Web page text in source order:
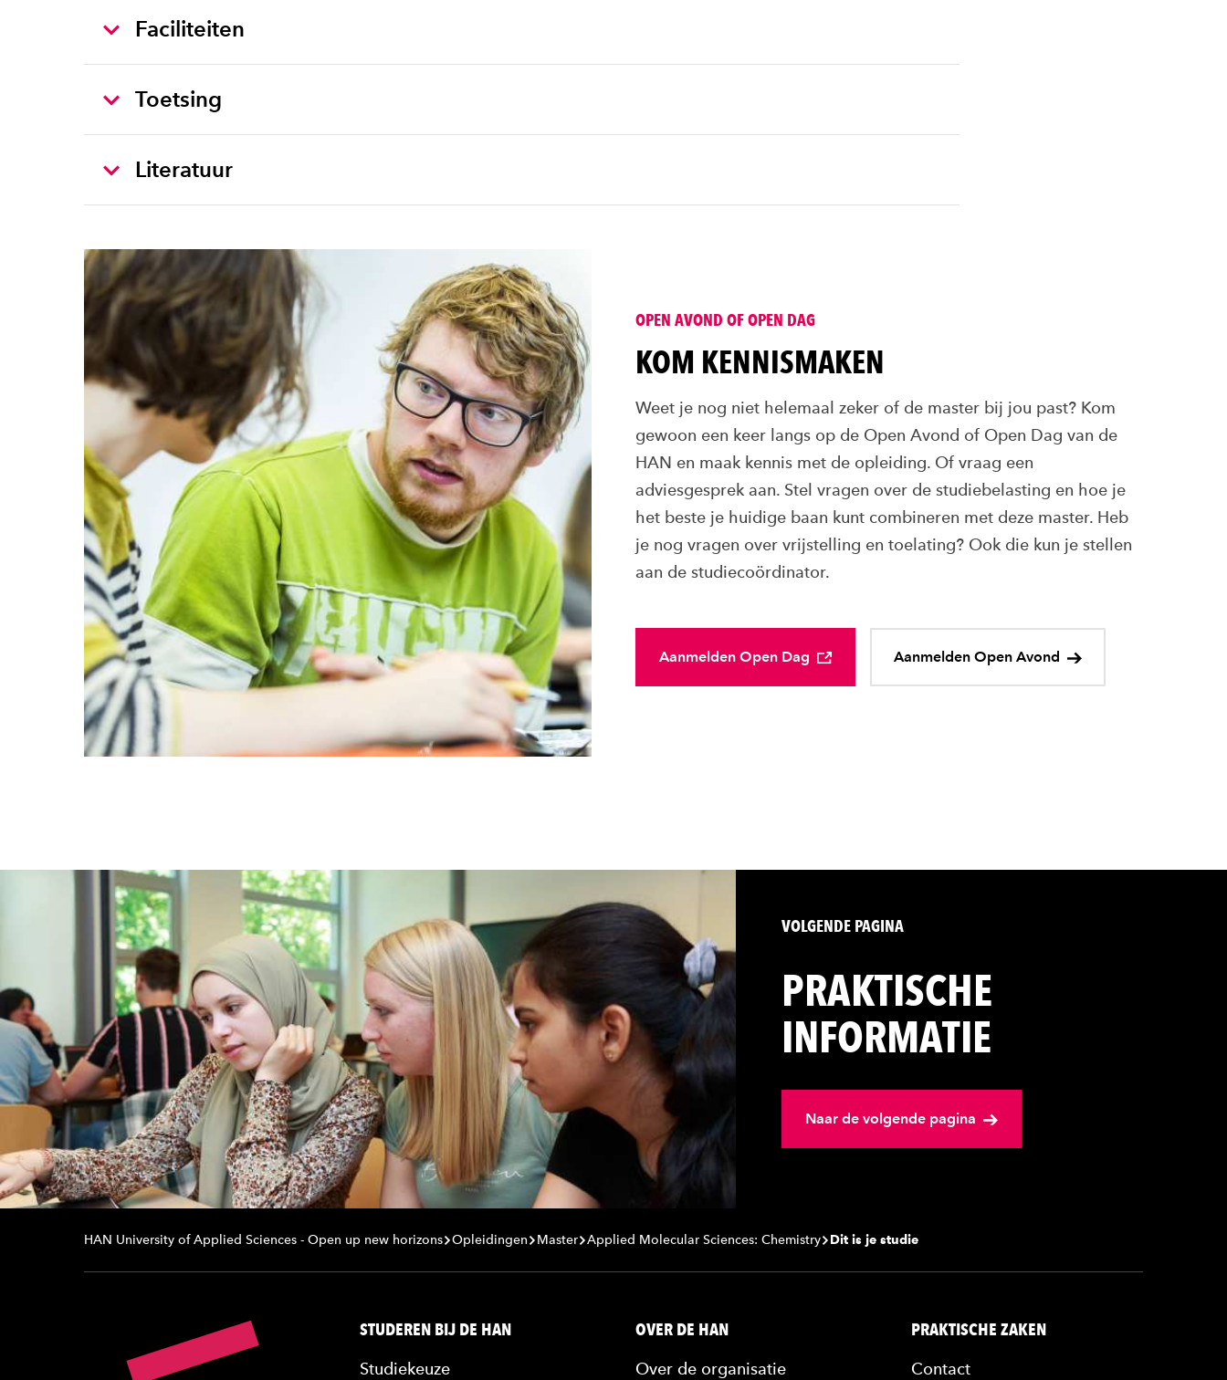
Faciliteiten
Toetsing
Literatuur
OPEN AVOND OF OPEN DAG
KOM KENNISMAKEN
Weet je nog niet helemaal zeker of de master bij jou past? Kom
gewoon een keer langs op de Open Avond of Open Dag van de
HAN en maak kennis met de opleiding. Of vraag een
adviesgesprek aan. Stel vragen over de studiebelasting en hoe je
het beste je huidige baan kunt combineren met deze master. Heb
je nog vragen over vrijstelling en toelating? Ook die kun je stellen
aan de studiecoördinator.
Aanmelden Open Dag Aanmelden Open Avond
VOLGENDE PAGINA
PRAKTISCHE
INFORMATIE
Naar de volgende pagina
HAN University of Applied Sciences - Open up new horizons Opleidingen Master Applied Molecular Sciences: Chemistry Dit is je studie
STUDEREN BIJ DE HAN
Studiekeuze
OVER DE HAN
Over de organisatie
PRAKTISCHE ZAKEN
Contact